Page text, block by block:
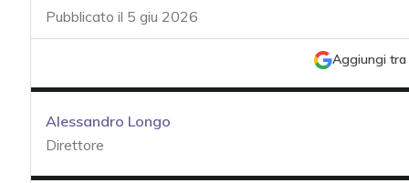
Pubblicato il 5 giu 2026
Aggiungi tra
Alessandro Longo
Direttore